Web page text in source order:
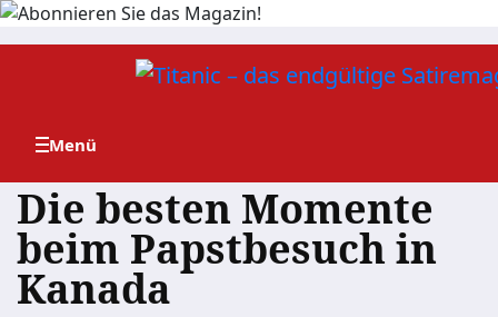
Zum
Die besten Momente
beim Papstbesuch in
Kanada